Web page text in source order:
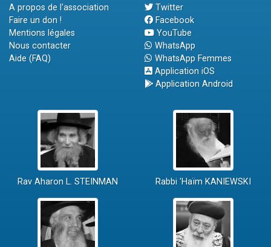
A propos de l'association
Faire un don !
Mentions légales
Nous contacter
Aide (FAQ)
Twitter
Facebook
YouTube
WhatsApp
WhatsApp Femmes
Application iOS
Application Android
Rav Aharon L. STEINMAN Rabbi 'Haïm KANIEWSKI